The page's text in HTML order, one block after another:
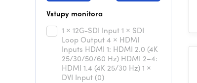
Vstupy monitora
1 × 12G-SDI Input 1 × SDI
Loop Output 4 × HDMI
Inputs HDMI 1: HDMI 2.0 (4K
25/30/50/60 Hz) HDMI 2–4:
HDMI 1.4 (4K 25/30 Hz) 1 ×
DVI Input (0)